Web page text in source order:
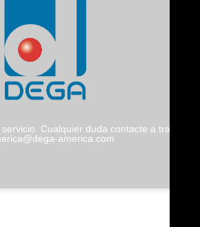
Cualquier duda contacte a través de
america.com